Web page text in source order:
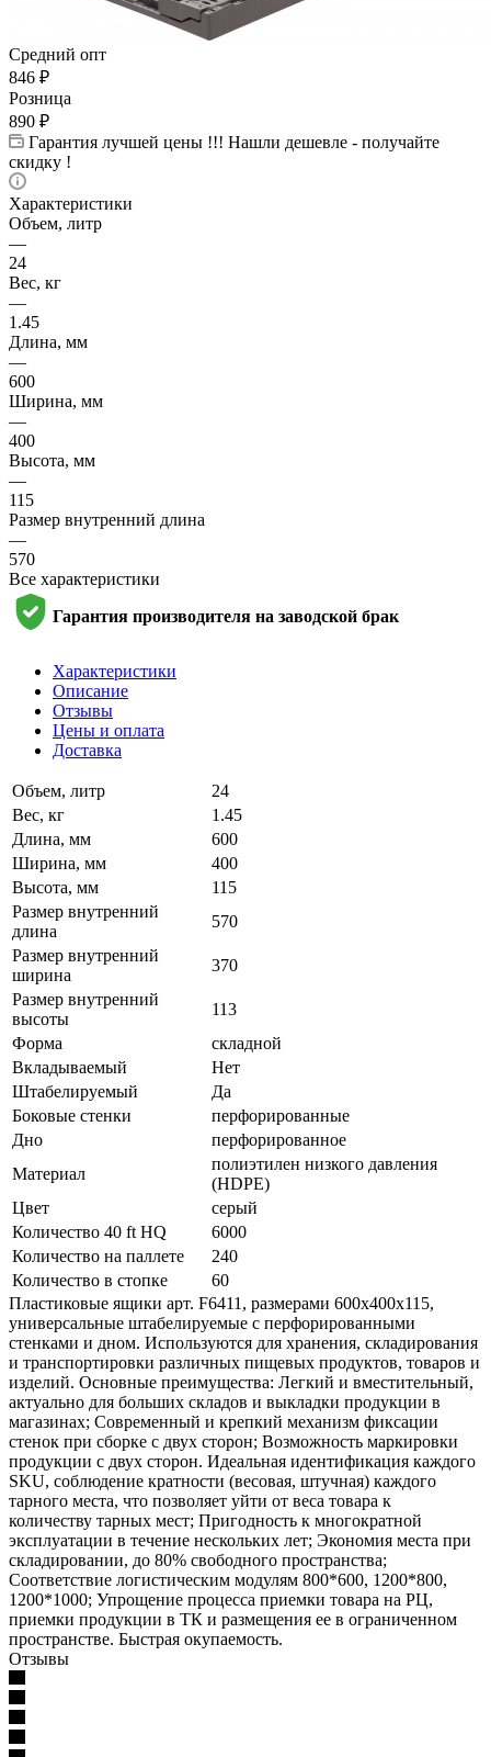
Средний опт
846 ₽
Розница
890 ₽
Гарантия лучшей цены !!! Нашли дешевле - получайте
скидку !
Характеристики
Объем, литр
—
24
Вес, кг
—
1.45
Длина, мм
—
600
Ширина, мм
—
400
Высота, мм
—
115
Размер внутренний длина
—
570
Все характеристики
Гарантия производителя на заводской брак
Характеристики
Описание
Отзывы
Цены и оплата
Доставка
Объем, литр
24
Вес, кг
1.45
Длина, мм
600
Ширина, мм
400
Высота, мм
115
Размер внутренний
длина
570
Размер внутренний
ширина
370
Размер внутренний
высоты
113
Форма
складной
Вкладываемый
Нет
Штабелируемый
Да
Боковые стенки
перфорированные
Дно
перфорированное
Материал
полиэтилен низкого давления
(HDPE)
Цвет
серый
Количество 40 ft HQ
6000
Количество на паллете
240
Количество в стопке
60
Пластиковые ящики арт. F6411, размерами 600х400х115,
универсальные штабелируемые с перфорированными
стенками и дном. Используются для хранения, складирования
и транспортировки различных пищевых продуктов, товаров и
изделий. Основные преимущества: Легкий и вместительный,
актуально для больших складов и выкладки продукции в
магазинах; Современный и крепкий механизм фиксации
стенок при сборке с двух сторон; Возможность маркировки
продукции с двух сторон. Идеальная идентификация каждого
SKU, соблюдение кратности (весовая, штучная) каждого
тарного места, что позволяет уйти от веса товара к
количеству тарных мест; Пригодность к многократной
эксплуатации в течение нескольких лет; Экономия места при
складировании, до 80% свободного пространства;
Соответствие логистическим модулям 800*600, 1200*800,
1200*1000; Упрощение процесса приемки товара на РЦ,
приемки продукции в ТК и размещения ее в ограниченном
пространстве. Быстрая окупаемость.
Отзывы